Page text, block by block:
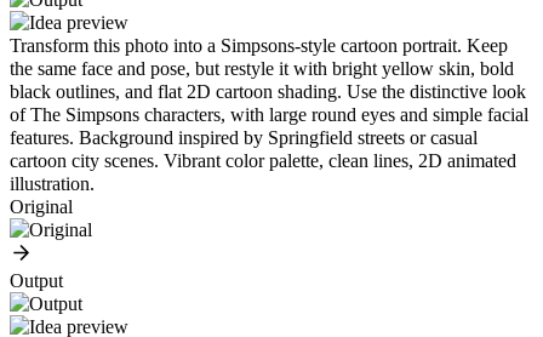
Transform this photo into a Simpsons-style cartoon portrait. Keep
the same face and pose, but restyle it with bright yellow skin, bold
black outlines, and flat 2D cartoon shading. Use the distinctive look
of The Simpsons characters, with large round eyes and simple facial
features. Background inspired by Springfield streets or casual
cartoon city scenes. Vibrant color palette, clean lines, 2D animated
illustration.
Original
Output